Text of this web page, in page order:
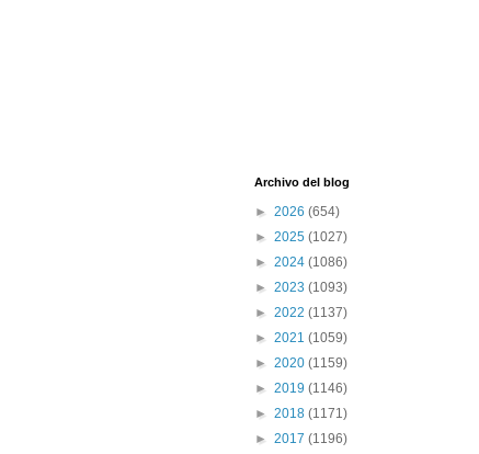
Archivo del blog
► 2026 (654)
► 2025 (1027)
► 2024 (1086)
► 2023 (1093)
► 2022 (1137)
► 2021 (1059)
► 2020 (1159)
► 2019 (1146)
► 2018 (1171)
► 2017 (1196)